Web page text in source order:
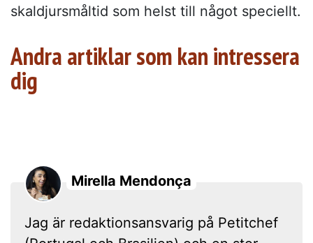
skaldjursmåltid som helst till något speciellt.
Andra artiklar som kan intressera
dig
Mirella Mendonça
Jag är redaktionsansvarig på Petitchef